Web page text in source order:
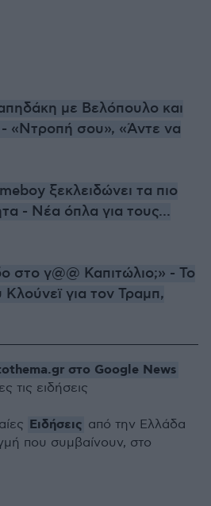
με Βελόπουλο και
«Ντροπή σου», «Άντε να
ξεκλειδώνει τα πιο
- Νέα όπλα για τους...
στο γ@@ Καπιτώλιο;» - Το
Κλούνεϊ για τον Τραμπ,
στο Google News
τις ειδήσεις
Ειδήσεις από την Ελλάδα
που συμβαίνουν, στο